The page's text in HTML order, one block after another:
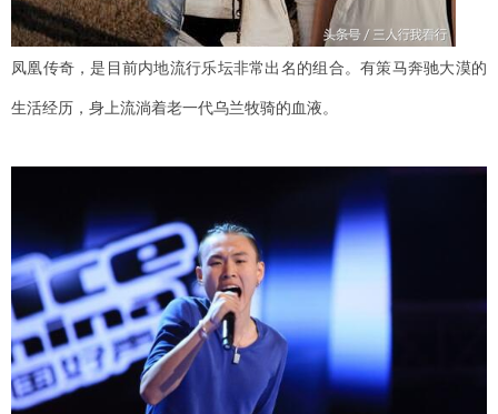
凤凰传奇，是目前内地流行乐坛非常出名的组合。有策马奔驰大漠的
生活经历，身上流淌着老一代乌兰牧骑的血液。